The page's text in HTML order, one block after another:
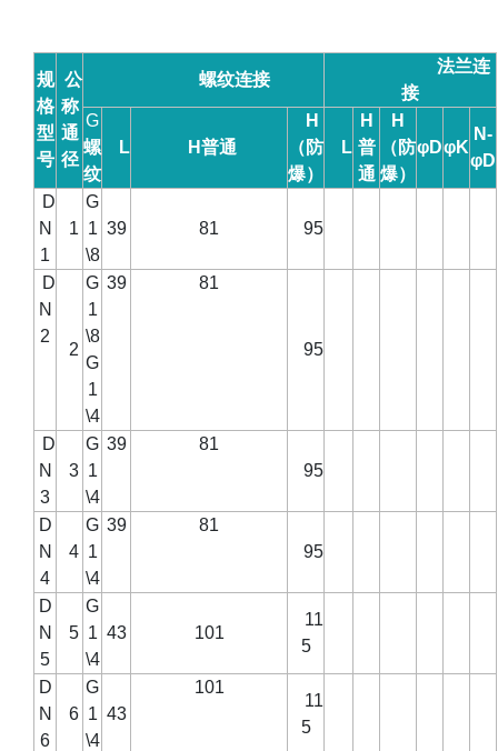
规
格
型
号
公
称
通
径
螺纹连接
法兰连
接
G
螺
纹
L H普通
H
（防
爆）
L
H
普
通
H
（防
爆）
φDφK
N-
φD
D
N
1
1
G
1
\8
39 81 95
D
N
2
2
G
1
\8
G
1
\4
39 81
95
D
N
3
3
G
1
\4
39
81
95
D
N
4
4
G
1
\4
39
81
95
D
N
5
5
G
1
\4
43 101
11
5
D
N
6
6
G
1
\4
43
101
11
5